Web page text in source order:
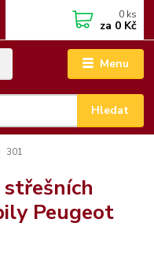
Menu
Hledat
0 ks
za 0 Kč
301
Peugeot